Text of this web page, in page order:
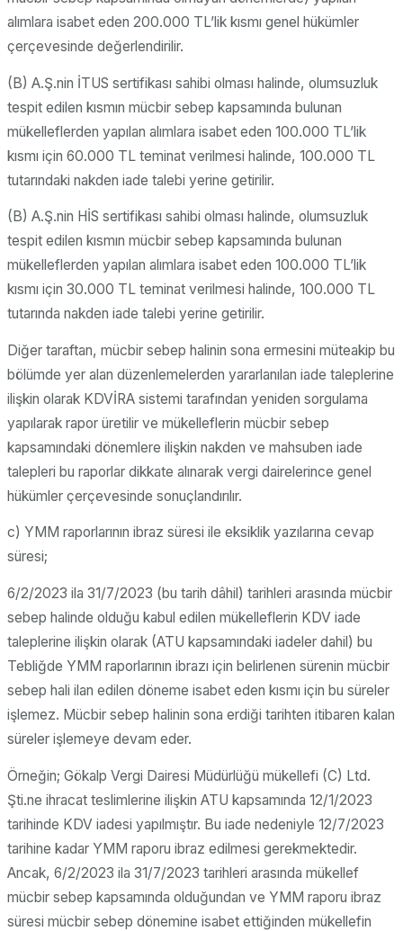
alımlara isabet eden 200.000 TL’lik kısmı genel hükümler
çerçevesinde değerlendirilir.
(B) A.Ş.nin İTUS sertifikası sahibi olması halinde, olumsuzluk
tespit edilen kısmın mücbir sebep kapsamında bulunan
mükelleflerden yapılan alımlara isabet eden 100.000 TL’lik
kısmı için 60.000 TL teminat verilmesi halinde, 100.000 TL
tutarındaki nakden iade talebi yerine getirilir.
(B) A.Ş.nin HİS sertifikası sahibi olması halinde, olumsuzluk
tespit edilen kısmın mücbir sebep kapsamında bulunan
mükelleflerden yapılan alımlara isabet eden 100.000 TL’lik
kısmı için 30.000 TL teminat verilmesi halinde, 100.000 TL
tutarında nakden iade talebi yerine getirilir.
Diğer taraftan, mücbir sebep halinin sona ermesini müteakip bu
bölümde yer alan düzenlemelerden yararlanılan iade taleplerine
ilişkin olarak KDVİRA sistemi tarafından yeniden sorgulama
yapılarak rapor üretilir ve mükelleflerin mücbir sebep
kapsamındaki dönemlere ilişkin nakden ve mahsuben iade
talepleri bu raporlar dikkate alınarak vergi dairelerince genel
hükümler çerçevesinde sonuçlandırılır.
c) YMM raporlarının ibraz süresi ile eksiklik yazılarına cevap
süresi;
6/2/2023 ila 31/7/2023 (bu tarih dâhil) tarihleri arasında mücbir
sebep halinde olduğu kabul edilen mükelleflerin KDV iade
taleplerine ilişkin olarak (ATU kapsamındaki iadeler dahil) bu
Tebliğde YMM raporlarının ibrazı için belirlenen sürenin mücbir
sebep hali ilan edilen döneme isabet eden kısmı için bu süreler
işlemez. Mücbir sebep halinin sona erdiği tarihten itibaren kalan
süreler işlemeye devam eder.
Örneğin; Gökalp Vergi Dairesi Müdürlüğü mükellefi (C) Ltd.
Şti.ne ihracat teslimlerine ilişkin ATU kapsamında 12/1/2023
tarihinde KDV iadesi yapılmıştır. Bu iade nedeniyle 12/7/2023
tarihine kadar YMM raporu ibraz edilmesi gerekmektedir.
Ancak, 6/2/2023 ila 31/7/2023 tarihleri arasında mükellef
mücbir sebep kapsamında olduğundan ve YMM raporu ibraz
süresi mücbir sebep dönemine isabet ettiğinden mükellefin